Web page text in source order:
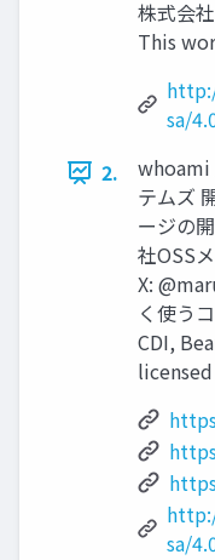
株式会
This
sa/
2.
whoami
テムズ
ージの
社OSS
X:
く使う
CDI,
licensed
sa/